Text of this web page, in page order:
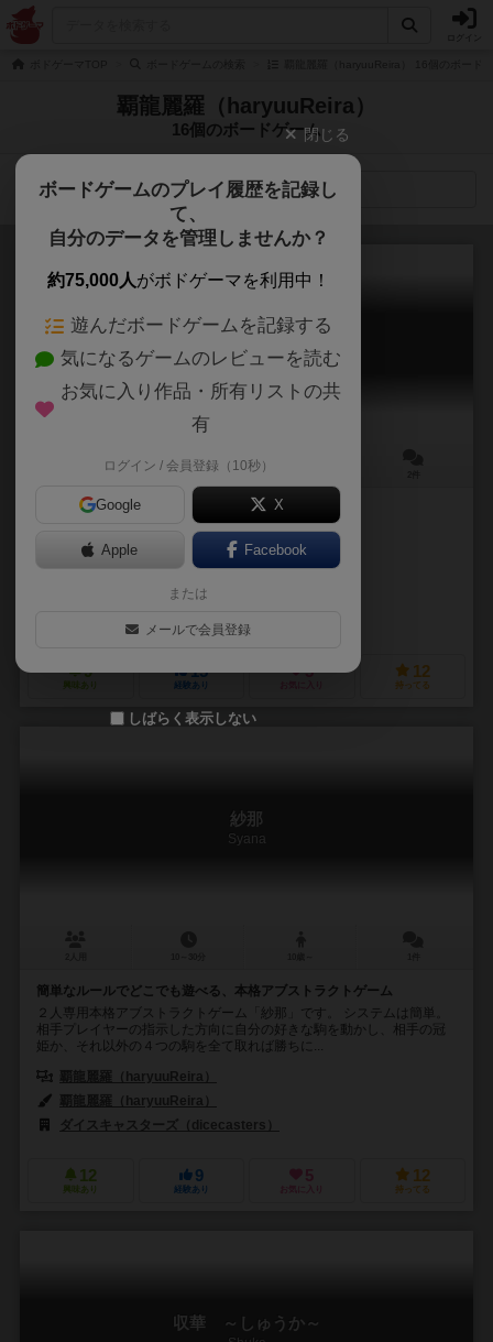
覇龍麗羅（haryuuReira）
16個のボードゲーム
検索メニュー
錐転
Suiten
10～20分
作品説明文の編集者を募集中
覇龍麗羅（haryuuReira）
覇龍麗羅（haryuuReira）
ダイスキャスターズ（dicecasters）
9
興味あり
15
経験あり
5 12
持ってる
紗那
Syana
簡単なルールでどこでも遊べる、本格アブストラクトゲーム
２人専用本格アブストラクトゲーム「紗那」です。 システムは簡単。
相手プレイヤーの指示した方向に自分の好きな駒を動かし、相手の冠
姫か、それ以外の４つの駒を全て取れば勝ちに...
覇龍麗羅（haryuuReira）
覇龍麗羅（haryuuReira）
ダイスキャスターズ（dicecasters）
12
興味あり
9
経験あり
5
お気に入り
12
持ってる
収華 ～しゅうか～
閉じる
ボードゲームのプレイ履歴を記録し
て、
自分のデータを管理しませんか？
約75,000人がボドゲーマを利用中！
遊んだボードゲームを記録する
気になるゲームのレビューを読む
お気に入り作品・所有リストの共
有
ログイン / 会員登録（10秒）
Google X
Apple Facebook
または
メールで会員登録
しばらく表示しない